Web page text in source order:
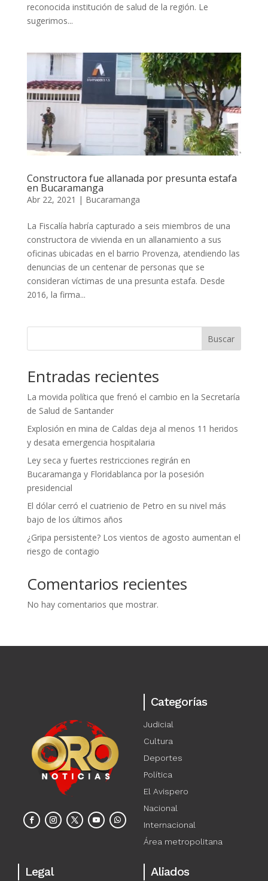
reconocida institución de salud de la región. Le
sugerimos...
Constructora fue allanada por presunta estafa
en Bucaramanga
Abr 22, 2021 | Bucaramanga
La Fiscalía habría capturado a seis miembros de una
constructora de vivienda en un allanamiento a sus
oficinas ubicadas en el barrio Provenza, atendiendo las
denuncias de un centenar de personas que se
consideran víctimas de una presunta estafa. Desde
2016, la firma...
Buscar
Entradas recientes
La movida política que frenó el cambio en la Secretaría
de Salud de Santander
Explosión en mina de Caldas deja al menos 11 heridos
y desata emergencia hospitalaria
Ley seca y fuertes restricciones regirán en
Bucaramanga y Floridablanca por la posesión
presidencial
El dólar cerró el cuatrienio de Petro en su nivel más
bajo de los últimos años
¿Gripa persistente? Los vientos de agosto aumentan el
riesgo de contagio
Comentarios recientes
No hay comentarios que mostrar.
Categorías
Judicial
Cultura
Deportes
Política
El Avispero
Nacional
Internacional
Área metropolitana
Legal Aliados